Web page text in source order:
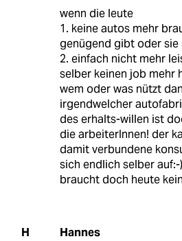
wenn die leute
1. keine autos mehr
genügend gibt oder sie
2. einfach nicht mehr
selber keinen job mehr
wem oder was nützt
irgendwelcher
des erhalts-willen ist
die arbeiterInnen! der
damit verbundene
sich endlich selber
braucht doch heute
H Hannes